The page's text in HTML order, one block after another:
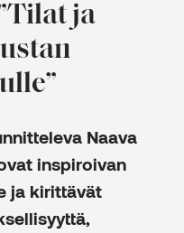
ja
Naava
inspiroivan
ja kirittävät